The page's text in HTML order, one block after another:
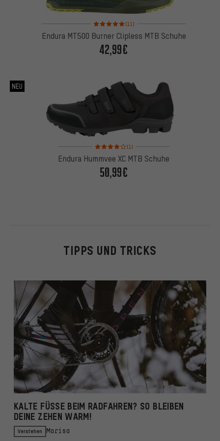
Bewertungen: 5 von 5 basierend auf 11
(11)
Endura MT500 Burner Clipless MTB Schuhe
42,99€
NEU
Bewertungen: 4 von 5 basierend auf 1
(1)
Endura Hummvee XC MTB Schuhe
50,99€
TIPPS UND TRICKS
KALTE FÜSSE BEIM RADFAHREN? SO BLEIBEN D
EINE ZEHEN WARM!
Verstehen Marisa